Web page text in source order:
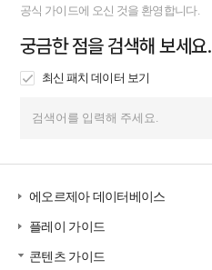
공식 가이드에 오신 것을 환영합니다.
궁금한 점을 검색해 보세요.
최신 패치 데이터 보기
에오르제아 데이터베이스
플레이 가이드
콘텐츠 가이드